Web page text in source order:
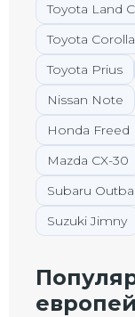
Toyota Land
Toyota Corolla
Toyota Prius
Nissan Note
Honda Freed
Mazda CX-30
Subaru
Suzuki Jimny